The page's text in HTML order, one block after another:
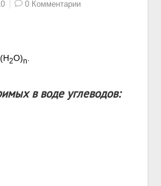
0 Комментарии
(H2O)n
в воде углеводов: